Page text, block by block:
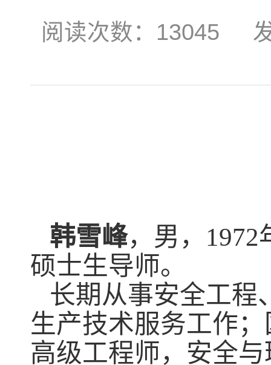
阅读次数： 13045 发
韩雪峰，男， 1972
硕士生导师。
长期从事安全工程
生产技术服务工作
高级工程师，安全